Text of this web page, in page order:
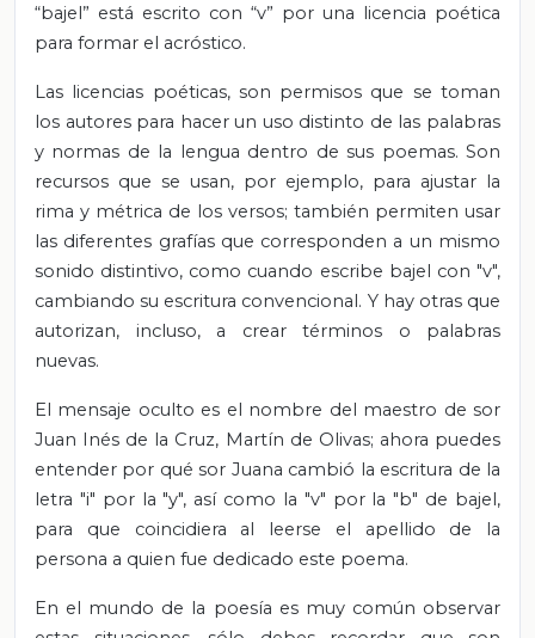
“bajel” está escrito con “v” por una licencia poética
para formar el acróstico.
Las licencias poéticas, son permisos que se toman
los autores para hacer un uso distinto de las palabras
y normas de la lengua dentro de sus poemas. Son
recursos que se usan, por ejemplo, para ajustar la
rima y métrica de los versos; también permiten usar
las diferentes grafías que corresponden a un mismo
sonido distintivo, como cuando escribe bajel con "v",
cambiando su escritura convencional. Y hay otras que
autorizan, incluso, a crear términos o palabras
nuevas.
El mensaje oculto es el nombre del maestro de sor
Juan Inés de la Cruz, Martín de Olivas; ahora puedes
entender por qué sor Juana cambió la escritura de la
letra "i" por la "y", así como la "v" por la "b" de bajel,
para que coincidiera al leerse el apellido de la
persona a quien fue dedicado este poema.
En el mundo de la poesía es muy común observar